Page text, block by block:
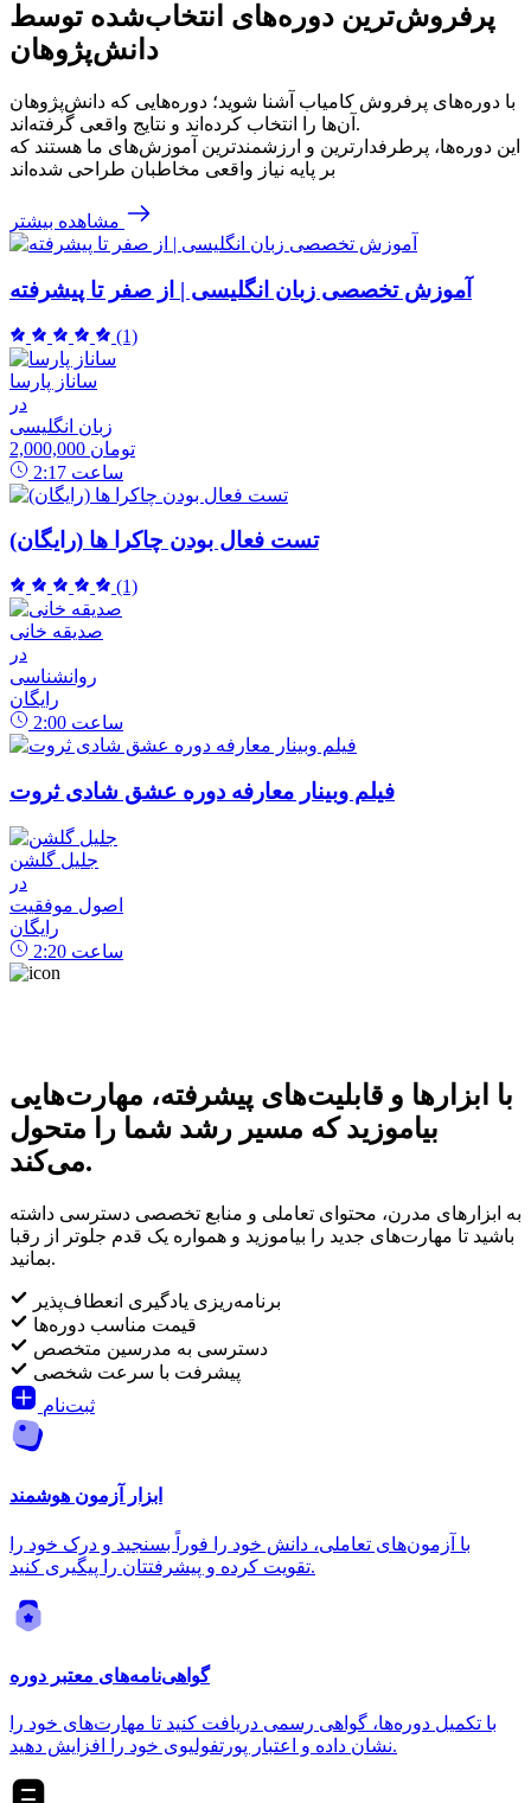
پرفروش‌ترین‌ دوره‌های انتخاب‌شده توسط
دانش‌پژوهان
با دوره‌های پرفروش کامیاب آشنا شوید؛ دوره‌هایی که دانش‌پژوهان
آن‌ها را انتخاب کرده‌اند و نتایج واقعی گرفته‌اند.
این دوره‌ها، پرطرفدارترین و ارزشمندترین آموزش‌های ما هستند که
بر پایه نیاز واقعی مخاطبان طراحی شده‌اند
مشاهده بیشتر
آموزش تخصصی زبان انگلیسی | از صفر تا پیشرفته
(1)
ساناز پارسا
در
زبان انگلیسی
2,000,000 تومان
2:17 ساعت
تست فعال بودن چاکرا ها (رایگان)
(1)
صدیقه خانی
در
روانشناسی
رایگان
2:00 ساعت
فیلم وبینار معارفه دوره عشق شادی ثروت
جلیل گلشن
در
اصول موفقیت
رایگان
2:20 ساعت
با ابزارها و قابلیت‌های پیشرفته، مهارت‌هایی
بیاموزید که مسیر رشد شما را متحول
می‌کند.
به ابزارهای مدرن، محتوای تعاملی و منابع تخصصی دسترسی داشته
باشید تا مهارت‌های جدید را بیاموزید و همواره یک قدم جلوتر از رقبا
بمانید.
برنامه‌ریزی یادگیری انعطاف‌پذیر
قیمت مناسب دوره‌ها
دسترسی به مدرسین متخصص
پیشرفت با سرعت شخصی
ثبت‌نام
ابزار آزمون هوشمند
با آزمون‌های تعاملی، دانش خود را فوراً بسنجید و درک خود را
تقویت کرده و پیشرفتتان را پیگیری کنید.
گواهی‌نامه‌های معتبر دوره
با تکمیل دوره‌ها، گواهی رسمی دریافت کنید تا مهارت‌های خود را
نشان داده و اعتبار پورتفولیوی خود را افزایش دهید.